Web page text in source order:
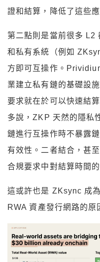
證和結算，降低了這些
第二點則是當前很多 L2
和私有系統（例如
方即可互操作。
業建立私有鏈的基礎設
要求就在於可以快速結
多說，ZKP 天然的隱私
鏈進行互操作時不暴露
有效性。二者結合，甚
合規要求中對結算時間的
這或許也是 ZKsync 成
RWA 資產發行網路的原